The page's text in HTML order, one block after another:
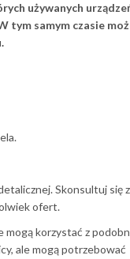
używanych
tym samym czasie
Skonsultuj się z
ofert.
mogą korzystać z
ale mogą potrzebować